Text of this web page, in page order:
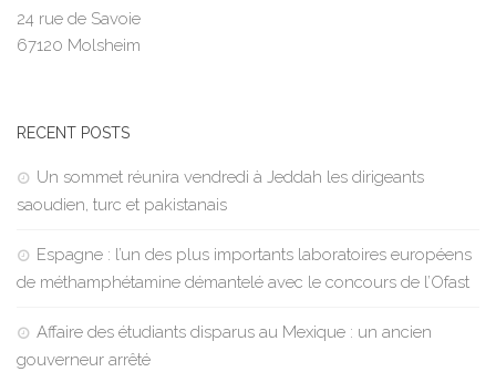
24 rue de Savoie
67120 Molsheim
RECENT POSTS
Un sommet réunira vendredi à Jeddah les dirigeants
saoudien, turc et pakistanais
Espagne : l’un des plus importants laboratoires européens
de méthamphétamine démantelé avec le concours de l’Ofast
Affaire des étudiants disparus au Mexique : un ancien
gouverneur arrêté